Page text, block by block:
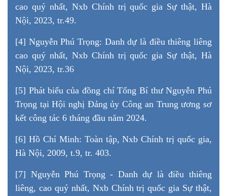
cao quý nhất, Nxb Chính trị quốc gia Sự thật, Hà
Nội, 2023, tr.49.
[4] Nguyễn Phú Trọng: Danh dự là điều thiêng liêng
cao quý nhất, Nxb Chính trị quốc gia Sự thật, Hà
Nội, 2023, tr.36
[5] Phát biểu của đồng chí Tổng Bí thư Nguyễn Phú
Trọng tại Hội nghị Đảng ủy Công an Trung ương sơ
kết công tác 6 tháng đầu năm 2024.
[6] Hồ Chí Minh: Toàn tập, Nxb Chính trị quốc gia,
Hà Nội, 2009, t.9, tr. 403.
[7] Nguyễn Phú Trọng - Danh dự là điều thiêng
liêng, cao quý nhất, Nxb Chính trị quốc gia Sự thật,